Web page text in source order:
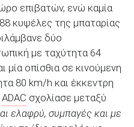
επιβατών, ενώ καμία
κυψέλες της μπαταρίας
δύο
με ταχύτητα 64
μία οπίσθια σε κινούμενη
80 km/h και έκκεντρη
ADAC σχολίασε μεταξύ
ελαφρύ, συμπαγές και με